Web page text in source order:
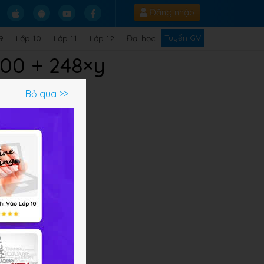
Đăng nhập
Lớp 10 Lớp 11 Lớp 12 Đại học Tuyển GV
+ 248×y
Bỏ qua >>